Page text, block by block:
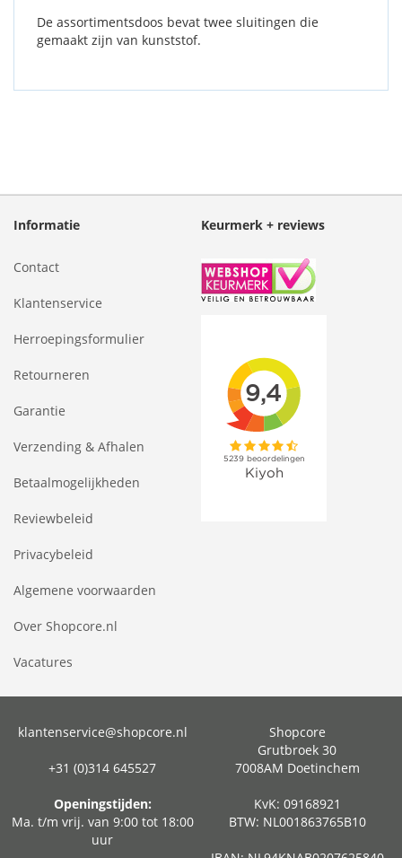
De assortimentsdoos bevat twee sluitingen die
gemaakt zijn van kunststof.
Informatie
Contact
Klantenservice
Herroepingsformulier
Retourneren
Garantie
Verzending & Afhalen
Betaalmogelijkheden
Reviewbeleid
Privacybeleid
Algemene voorwaarden
Over Shopcore.nl
Vacatures
Keurmerk + reviews
klantenservice@shopcore.nl
+31 (0)314 645527
Openingstijden:
Ma. t/m vrij. van 9:00 tot 18:00
uur
Shopcore
Grutbroek 30
7008AM Doetinchem
KvK: 09168921
BTW: NL001863765B10